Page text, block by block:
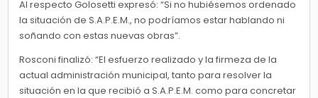
Al respecto Golosetti expresó: “Si no hubiésemos ordenado
la situación de S.A.P.E.M., no podríamos estar hablando ni
soñando con estas nuevas obras”.
Rosconi finalizó: “El esfuerzo realizado y la firmeza de la
actual administración municipal, tanto para resolver la
situación en la que recibió a S.A.P.E.M. como para concretar